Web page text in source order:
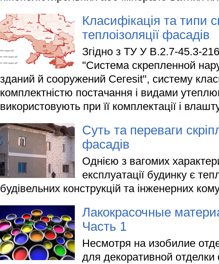
Класифікація та типи
теплоізоляції фасадів
Згідно з ТУ У В.2.7-45.3-
"Система скрепленной
зданий й сооружений Сегеsit", систему
комплектністю постачання і видами
використовують при її комплектації і
Суть та переваги
фасадів
Однією з вагомих
експлуатації будинку є
будівельних конструкцій та інженерних
Лакокрасочные
Часть 1
Несмотря на изобилие
для декоративной